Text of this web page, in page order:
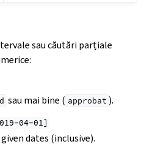
sau căutări parțiale
sau mai bine ( approbat ).
04-01]
dates (inclusive).